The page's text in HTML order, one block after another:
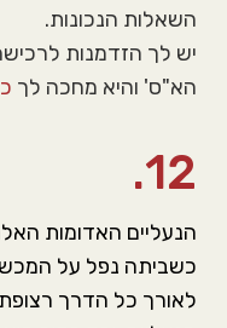
השאלות הנכונות.
יש לך הזדמנות
הא"ס' והיא מחכה לך
12.
הנעליים האדומות
כשביתה נפל על
לאורך כל הדרך